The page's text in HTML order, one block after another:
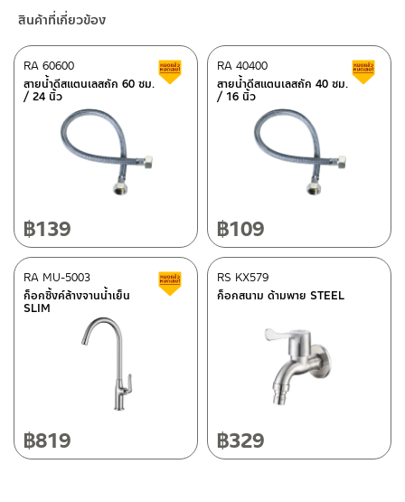
บนตัวสินค้า ซึ่งจะสร้างความเสียหายให้เกิดขึ้นกับผิวของสินค้าได้
ศูนย์บริการและอะไหล่ กรุงเทพฯ
662/61-62 ถนน พระราม3 แขวงบางโพงพาง เขตยานนาวา กรุงเทพฯ
โทร: 02-358-0080 / 080-075-8668 / 091-545-0556
ศูนย์บริการและอะไหล่ เชียงใหม่
118/33 โครงการอรสิริน ม.8 ต.สันปูเลย อ.ดอยสะเก็ด เชียงใหม่
วันจันทร์ – วันศุกร์ เวลา 8:30-17:30 น.
วันเสาร์ เวลา 8:30-15:00 น.
– Shopee
–Lazada
–ซื้อสินค้าชิ้นนี้บน Shopee>> คลิกที่นี่<<
– ซื้อสินค้าชิ้นนี้บน Lazada คลิกที่นี่ <<
ติดต่อพนักงานขาย / Contact Sales Staff
โทร: 02-285-5795
@charnpaiboon.sales
ติดต่อ ชาญไพบูลย์ / Contact Us
สินค้าที่เกี่ยวข้อง
สายน้ำดีสแตนเลสถัก 60 ซม.
/ 24 นิ้ว
RA 60600 สินค้าลดราคา เคลียร์สต็อก
฿139
สายน้ำดีสแตนเลสถัก 40 ซม.
/ 16 นิ้ว
RA 40400
฿109
ก็อกซิ้งค์ล้างจานน้ำเย็น
SLIM
RA MU-5003 สินค้าลดราคา เคลียร์สต็อก
฿819
ก็อกสนาม ด้ามพาย STEEL
RS KX579
฿329